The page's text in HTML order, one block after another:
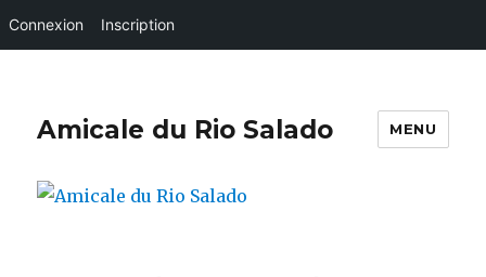
Connexion Inscription
Amicale du Rio Salado MENU